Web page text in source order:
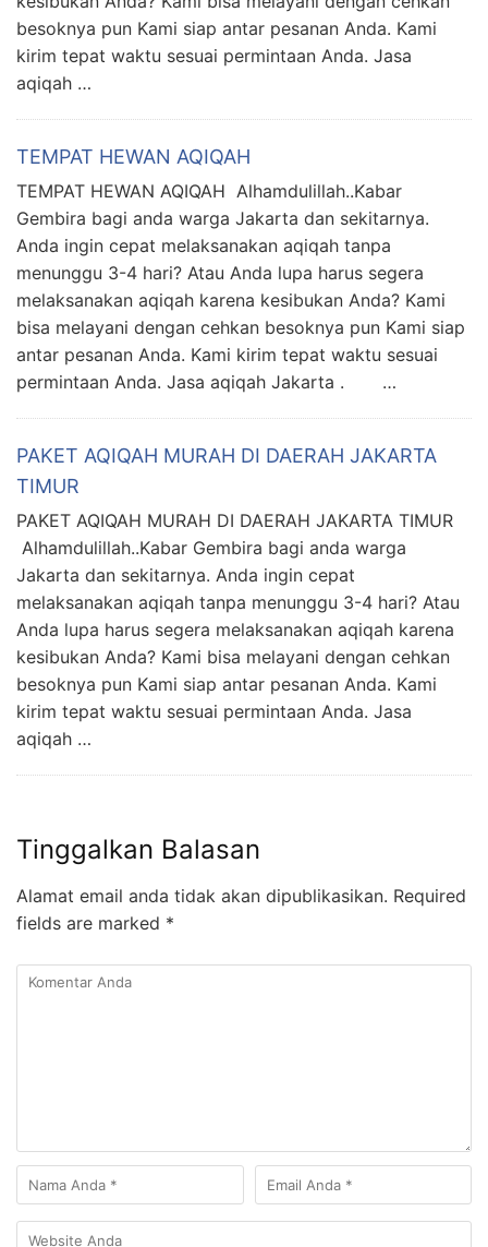
besoknya pun Kami siap antar pesanan Anda. Kami
kirim tepat waktu sesuai permintaan Anda. Jasa
aqiqah …
TEMPAT HEWAN AQIQAH
TEMPAT HEWAN AQIQAH Alhamdulillah..Kabar
Gembira bagi anda warga Jakarta dan sekitarnya.
Anda ingin cepat melaksanakan aqiqah tanpa
menunggu 3-4 hari? Atau Anda lupa harus segera
melaksanakan aqiqah karena kesibukan Anda? Kami
bisa melayani dengan cehkan besoknya pun Kami siap
antar pesanan Anda. Kami kirim tepat waktu sesuai
permintaan Anda. Jasa aqiqah Jakarta . …
PAKET AQIQAH MURAH DI DAERAH JAKARTA
TIMUR
PAKET AQIQAH MURAH DI DAERAH JAKARTA TIMUR
Alhamdulillah..Kabar Gembira bagi anda warga
Jakarta dan sekitarnya. Anda ingin cepat
melaksanakan aqiqah tanpa menunggu 3-4 hari? Atau
Anda lupa harus segera melaksanakan aqiqah karena
kesibukan Anda? Kami bisa melayani dengan cehkan
besoknya pun Kami siap antar pesanan Anda. Kami
kirim tepat waktu sesuai permintaan Anda. Jasa
aqiqah …
Tinggalkan Balasan
Alamat email anda tidak akan dipublikasikan. Required
fields are marked *